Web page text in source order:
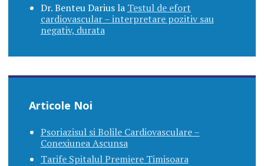
Dr. Benteu Dariusla Testul de efort
cardiovascular – interpretare pozitiv sau
negativ, durata
Articole Noi
Psoriazisul si Bolile Cardiovasculare –
Conexiunea Ascunsa
Tarife Spitalul Premiere Timisoara